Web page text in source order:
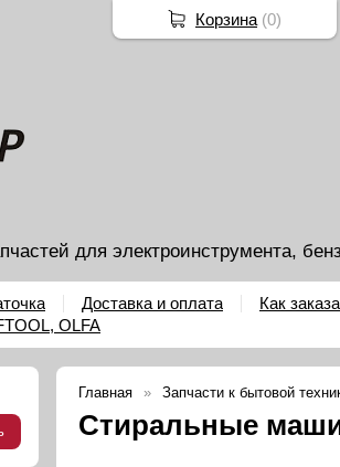
для электроинструмента,
Доставка и оплата Как
OLFA
Главная Запчасти к бытовой
Стиральные
Корзина (0)